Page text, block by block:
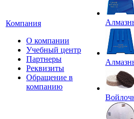
Компания
О компании
Учебный центр
Партнеры
Реквизиты
Обращение в
компанию